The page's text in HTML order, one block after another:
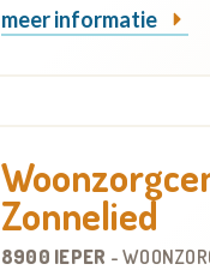
meer informatie
Zonnelied
8900 IEPER -